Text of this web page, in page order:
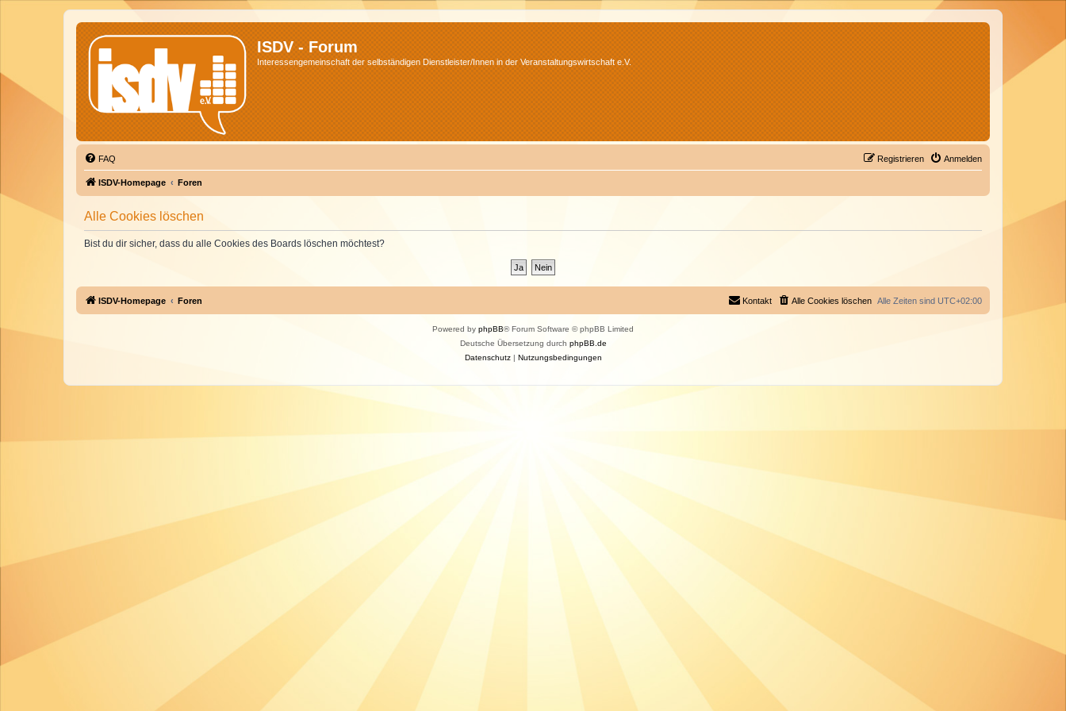
ISDV - Forum
Interessengemeinschaft der selbständigen Dienstleister/Innen in der Veranstaltungswirtschaft e.V.
FAQ Anmelden
Registrieren
ISDV-Homepage Foren
Alle Cookies löschen
Bist du dir sicher, dass du alle Cookies des Boards löschen möchtest?
ISDV-Homepage Foren Alle Zeiten sind UTC+02:00
Alle Cookies löschen
Kontakt
Powered by phpBB® Forum Software © phpBB Limited
Deutsche Übersetzung durch phpBB.de
Datenschutz| Nutzungsbedingungen